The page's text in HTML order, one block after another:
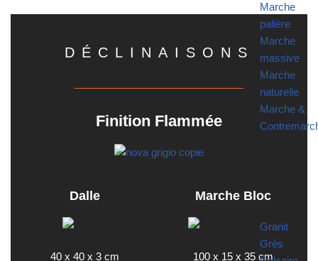
Marche
palière
Marche
massive
Marche
naturelle
Marche &
Granit
Grès
DÉCLINAISONS
Finition Flammée
Dalle
40 x 40 x 3 cm
Marche Bloc
100 x 15 x 35 cm